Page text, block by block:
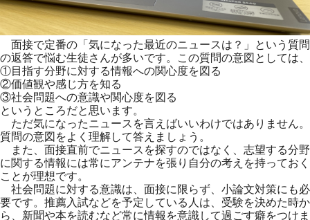
面接で定番の「気になった最近のニュースは？」という質問
の返答で悩む生徒さんが多いです。この質問の意図としては、
①目指す分野に対する情報への関心度を図る
②価値観や感じ方を知る
③社会問題への意識や関心度を図る
というところだと思います。
ただ気になったニュースを言えばいいわけではありません。
質問の意図をよく理解して答えましょう。
また、面接直前でニュースを探すのではなく、志望する分野
に関する情報には常にアンテナを張り自分の考えを持っておく
ことが理想です。
社会問題に対する意識は、面接に限らず、小論文対策にも必
要です。推薦入試などを予定している人は、受験を決めた時か
ら、新聞や本を読むなど常に情報を意識して過ごす癖をつけま